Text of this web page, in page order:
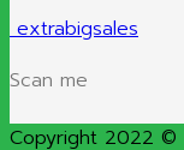
extrabigsales
Scan me
Copyright 2022 ©